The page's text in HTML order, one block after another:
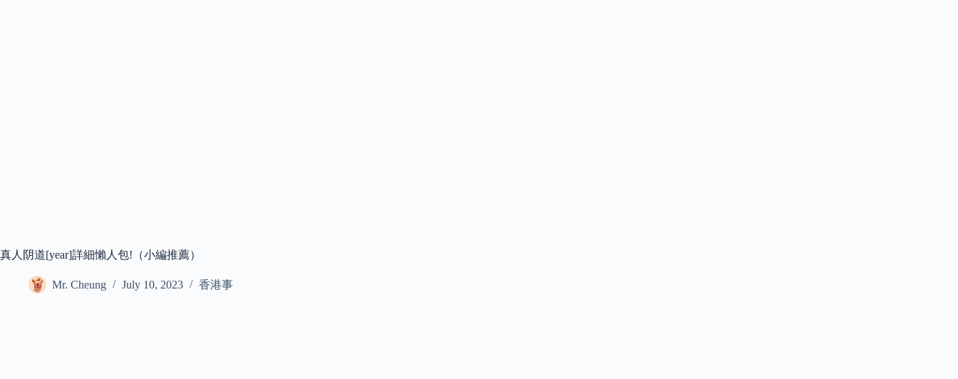
真人阴道[year]詳細懶人包!（小編推薦）
Mr. Cheung July 10, 2023 香港事